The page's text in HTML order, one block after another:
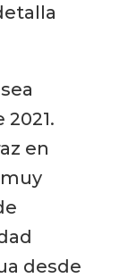
en
desde